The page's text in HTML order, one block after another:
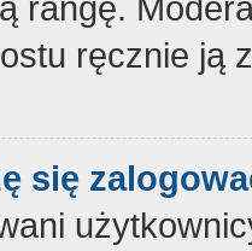
ręcznie ją
się